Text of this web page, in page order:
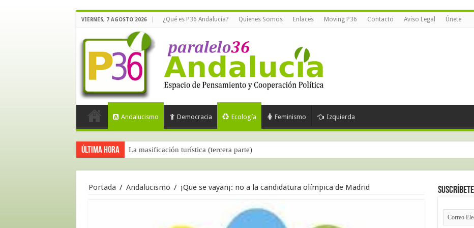
VIERNES, 7 AGOSTO 2026 ¿Qué es P36 Andalucía? Quienes Somos Enlaces Moving P36 Contacto Aviso Legal Únete
Andalucismo Democracia Ecología Feminismo Izquierda
Última hora La masificación turística (tercera parte)
Portada / Andalucismo / ¡Que se vayan¡: no a la candidatura olímpica de Madrid